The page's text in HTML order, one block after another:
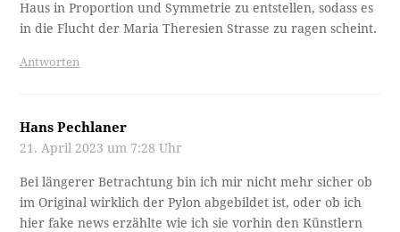
Haus in Proportion und Symmetrie zu entstellen, sodass es
in die Flucht der Maria Theresien Strasse zu ragen scheint.
Antworten
Hans Pechlaner
21. April 2023 um 7:28 Uhr
Bei längerer Betrachtung bin ich mir nicht mehr sicher ob
im Original wirklich der Pylon abgebildet ist, oder ob ich
hier fake news erzählte wie ich sie vorhin den Künstlern